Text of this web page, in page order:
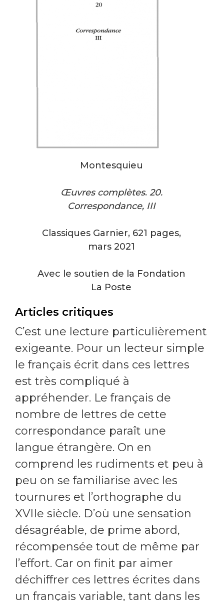
Articles critiques
C’est une lecture particulièrement
exigeante. Pour un lecteur simple
le français écrit dans ces lettres
est très compliqué à
appréhender. Le français de
nombre de lettres de cette
correspondance paraît une
langue étrangère. On en
comprend les rudiments et peu à
peu on se familiarise avec les
tournures et l’orthographe du
XVIIe siècle. D’où une sensation
désagréable, de prime abord,
récompensée tout de même par
l’effort. Car on finit par aimer
déchiffrer ces lettres écrites dans
un français variable, tant dans les
Montesquieu
Œuvres complètes. 20.
Correspondance, III
Classiques Garnier, 621 pages,
mars 2021
Avec le soutien de la Fondation
La Poste